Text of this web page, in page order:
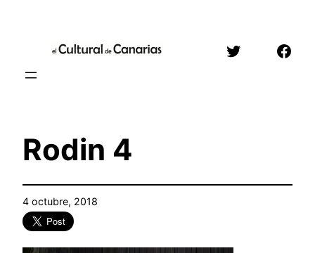
contenido
Twitter
Rodin 4
4 octubre, 2018